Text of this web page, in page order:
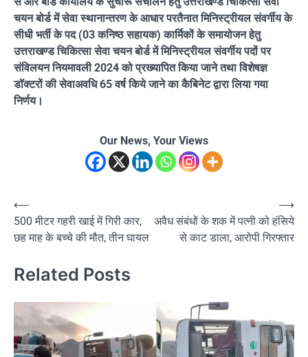
चयन बोर्ड में सेवा स्थानान्तरण के आधार परतैनात मिनिस्ट्रीयल संवर्गीय के
सीधी भर्ती के पद (03 कनिष्ठ सहायक) कार्मिकों के समायोजन हेतु
उत्तराखण्ड चिकित्सा सेवा चयन बोर्ड में मिनिस्ट्रीयल संवर्गीय पदों पर
संविलयन नियमावली 2024 को प्रख्यापित किया जाने तथा विशेषज्ञ
डॉक्टरों की सेवाअवधि 65 वर्ष किये जाने का कैबिनेट द्वारा लिया गया
निर्णय।
Our News, Your Views
Post
navigation
⟵
500 मीटर गहरी खाई में गिरी कार,
छह माह के बच्चे की मौत, तीन घायल
अवैध संबंधों के शक में पत्नी को हंसिये
से काट डाला, आरोपी गिरफ्तार
⟶
Related Posts